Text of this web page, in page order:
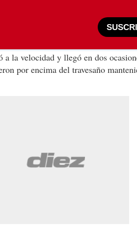
a la velocidad y llegó en dos
por encima del travesaño